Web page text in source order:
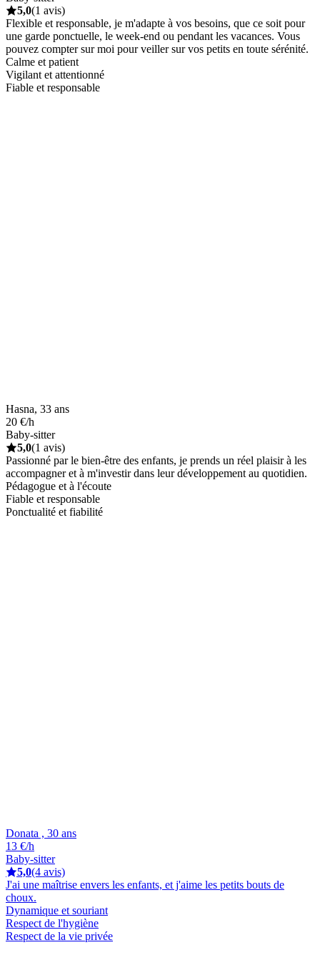
5,0(1 avis)
Flexible et responsable, je m'adapte à vos besoins, que ce soit pour
une garde ponctuelle, le week-end ou pendant les vacances. Vous
pouvez compter sur moi pour veiller sur vos petits en toute sérénité.
Calme et patient
Vigilant et attentionné
Fiable et responsable
Hasna, 33 ans
20 €/h
Baby-sitter
5,0(1 avis)
Passionné par le bien-être des enfants, je prends un réel plaisir à les
accompagner et à m'investir dans leur développement au quotidien.
Pédagogue et à l'écoute
Fiable et responsable
Ponctualité et fiabilité
Donata , 30 ans
13 €/h
Baby-sitter
5,0(4 avis)
J'ai une maîtrise envers les enfants, et j'aime les petits bouts de
choux.
Dynamique et souriant
Respect de l'hygiène
Respect de la vie privée